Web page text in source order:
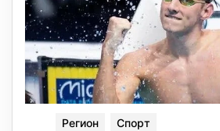
Регион Спорт